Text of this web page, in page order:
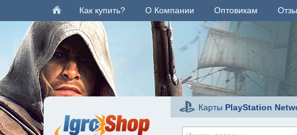
Как купить? О Компании Оптовикам
Карты PlayStation